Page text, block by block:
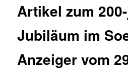
Artikel zum
Jubiläum im
Anzeiger vom